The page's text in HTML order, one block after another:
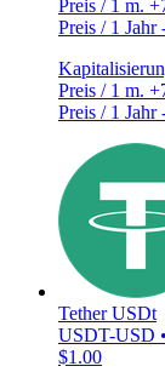
Preis / 1 m.
Preis / 1 Jahr
Preis / 1 m.
Preis / 1 Jahr
Tether USDt
USDT-USD
$1.00